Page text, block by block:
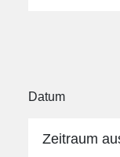
Datum
Zeitraum